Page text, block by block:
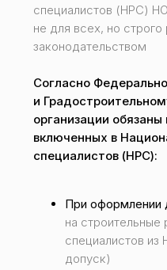
специалистов (НРС)
не для всех, но
законодательством
Согласно
и
организации
включенных в
специалистов (НРС):
При оформлении
на строительные
специалистов из
допуск)